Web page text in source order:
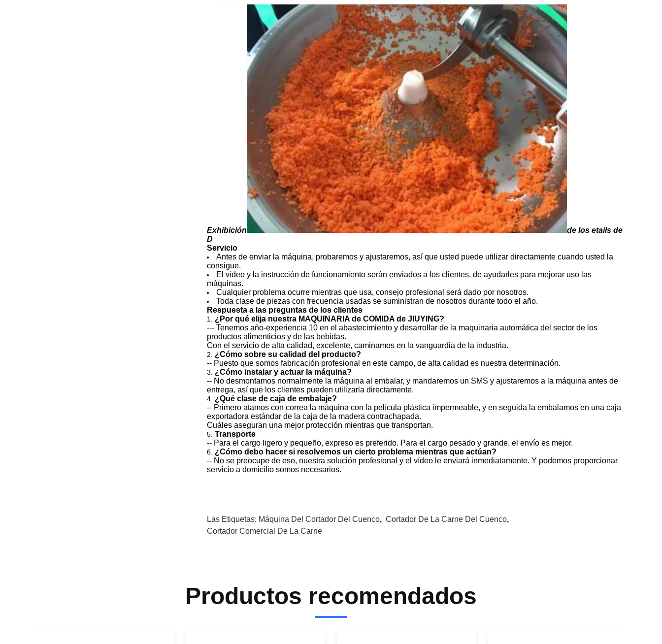
Exhibición
de los etails de
D
Servicio
Antes de enviar la máquina, probaremos y ajustaremos, así que usted puede utilizar directamente cuando usted la
consigue.
El vídeo y la instrucción de funcionamiento serán enviados a los clientes, de ayudarles para mejorar uso las
máquinas.
Cualquier problema ocurre mientras que usa, consejo profesional será dado por nosotros.
Toda clase de piezas con frecuencia usadas se suministran de nosotros durante todo el año.
Respuesta a las preguntas de los clientes
1. ¿Por qué elija nuestra MAQUINARIA de COMIDA de JIUYING?
--- Tenemos año-experiencia 10 en el abastecimiento y desarrollar de la maquinaria automática del sector de los
productos alimenticios y de las bebidas.
Con el servicio de alta calidad, excelente, caminamos en la vanguardia de la industria.
2. ¿Cómo sobre su calidad del producto?
-- Puesto que somos fabricación profesional en este campo, de alta calidad es nuestra determinación.
3. ¿Cómo instalar y actuar la máquina?
-- No desmontamos normalmente la máquina al embalar, y mandaremos un SMS y ajustaremos a la máquina antes de
entrega, así que los clientes pueden utilizarla directamente.
4. ¿Qué clase de caja de embalaje?
-- Primero atamos con correa la máquina con la película plástica impermeable, y en seguida la embalamos en una caja
exportadora estándar de la caja de la madera contrachapada.
Cuáles aseguran una mejor protección mientras que transportan.
5. Transporte
-- Para el cargo ligero y pequeño, expreso es preferido. Para el cargo pesado y grande, el envío es mejor.
6. ¿Cómo debo hacer si resolvemos un cierto problema mientras que actúan?
-- No se preocupe de eso, nuestra solución profesional y el vídeo le enviará inmediatamente. Y podemos proporcionar
servicio a domicilio somos necesarios.
Las Etiquetas: Máquina Del Cortador Del Cuenco, Cortador De La Carne Del Cuenco,
Cortador Comercial De La Carne
Productos recomendados